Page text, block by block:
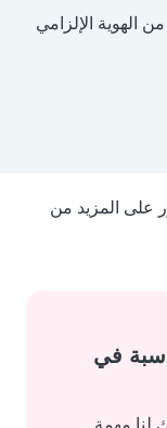
الهوية الإلزامي
على المزيد من
في